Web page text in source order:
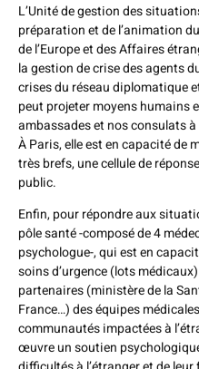
L’Unité de gestion des
préparation et de l’animation
de l’Europe et des Affaires
la gestion de crise des agents
crises du réseau diplomatique
peut projeter moyens humains
ambassades et nos consulats
À Paris, elle est en capacité de
très brefs, une cellule de
public.
Enfin, pour répondre aux
pôle santé -composé de 4
psychologue-, qui est en
soins d’urgence (lots
partenaires (ministère de la
France…) des équipes
communautés impactées à
œuvre un soutien